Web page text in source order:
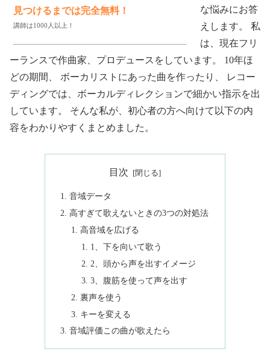
見つけるまでは完全無料！
講師は1000人以上！
な悩みにお答
えします。 私
は、現在フリ
ーランスで作曲家、プロデュースをしています。 10年ほ
どの期間、 ボーカリストにあった曲を作ったり、 レコー
ディングでは、ボーカルディレクションで細かい指示を出
しています。 そんな私が、初心者の方へ向けて以下の内
容をわかりやすくまとめました。
目次
音域データ
高すぎて歌えないときの3つの対処法
高音域を広げる
1、下を向いて歌う
2、頭から声を出すイメージ
3、腹筋を使って声を出す
裏声を使う
キーを変える
音域評価この曲が歌えたら